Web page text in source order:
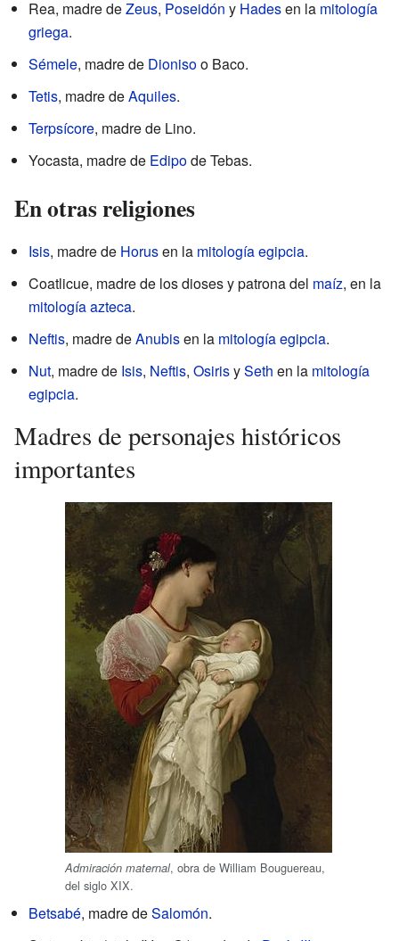
Rea, madre deZeus, Poseidón y Hadesen la mitología
griega.
Sémele, madre de Dionisoo Baco.
Tetis, madre deAquiles.
Terpsícore, madre de Lino.
Yocasta, madre de Edipode Tebas.
En otras religiones
Isis, madre de Horusen la mitología egipcia.
Coatlicue, madre de los dioses y patrona del maíz, en la
mitología azteca.
Neftis, madre deAnubisen la mitología egipcia.
Nut, madre de Isis, Neftis, OsirisySeth en la mitología
egipcia.
Madres de personajes históricos
importantes
Admiración maternal, obra de William Bouguereau,
del siglo XIX.
Betsabé, madre deSalomón.